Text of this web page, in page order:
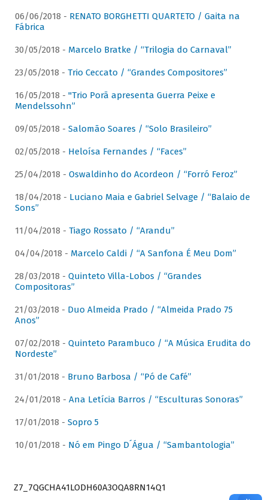
06/06/2018 - RENATO BORGHETTI QUARTETO / Gaita na
Fábrica
30/05/2018 - Marcelo Bratke / “Trilogia do Carnaval”
23/05/2018 - Trio Ceccato / “Grandes Compositores”
16/05/2018 - "Trio Porã apresenta Guerra Peixe e
Mendelssohn”
09/05/2018 - Salomão Soares / “Solo Brasileiro”
02/05/2018 - Heloísa Fernandes / “Faces”
25/04/2018 - Oswaldinho do Acordeon / “Forró Feroz”
18/04/2018 - Luciano Maia e Gabriel Selvage / “Balaio de
Sons”
11/04/2018 - Tiago Rossato / “Arandu”
04/04/2018 - Marcelo Caldi / “A Sanfona É Meu Dom”
28/03/2018 - Quinteto Villa-Lobos / “Grandes
Compositoras”
21/03/2018 - Duo Almeida Prado / “Almeida Prado 75
Anos”
07/02/2018 - Quinteto Parambuco / “A Música Erudita do
Nordeste”
31/01/2018 - Bruno Barbosa / “Pó de Café”
24/01/2018 - Ana Letícia Barros / “Esculturas Sonoras”
17/01/2018 - Sopro 5
10/01/2018 - Nó em Pingo D´Água / “Sambantologia”
Z7_7QGCHA41LODH60A3OQA8RN14Q1